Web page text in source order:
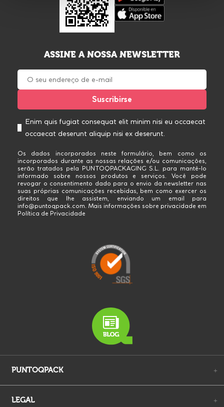
ASSINE A NOSSA NEWSLETTER
Enim quis fugiat consequat elit minim nisi eu occaecat
occaecat deserunt aliquip nisi ex deserunt.
Os dados incorporados neste formulário, bem como os
incorporados durante as nossas relações e/ou comunicações,
serão tratados pela PUNTOQPACKAGING S.L. para mantê-lo
informado sobre nossos produtos e serviços. Você pode
revogar o consentimento dado para o envio da newsletter nas
suas próprias comunicações recebidas, bem como exercer os
direitos que lhe assistem, enviando um email para
info@puntoqpack.com. Mais informações sobre privacidade em
Política de Privacidade
PUNTOQPACK +
LEGAL +